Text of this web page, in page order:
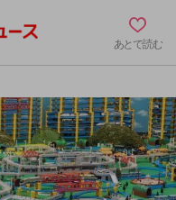
あとで読む